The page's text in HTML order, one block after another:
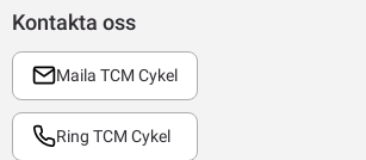
Kontakta oss
Maila TCM Cykel
Ring TCM Cykel